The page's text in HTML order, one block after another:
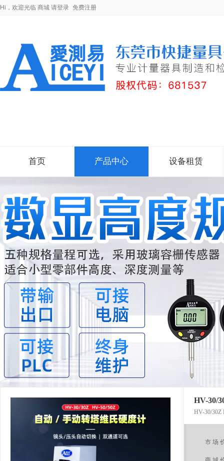
Hi，欢迎光临 商城 请登录 免费注册
首页 产品中心 设备租赁
HV-30/
HV-30/30Z
市 场